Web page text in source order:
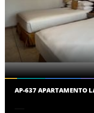
AP-637 APARTAMENTO